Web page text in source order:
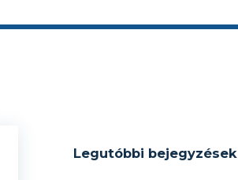
Legutóbbi bejegyzések